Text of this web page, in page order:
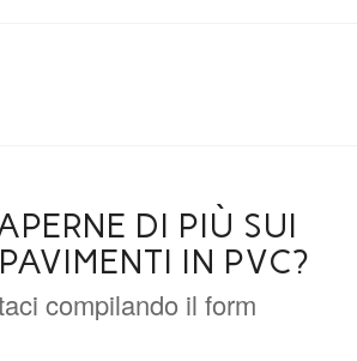
DI PIÙ SUI
IN PVC?
compilando il form